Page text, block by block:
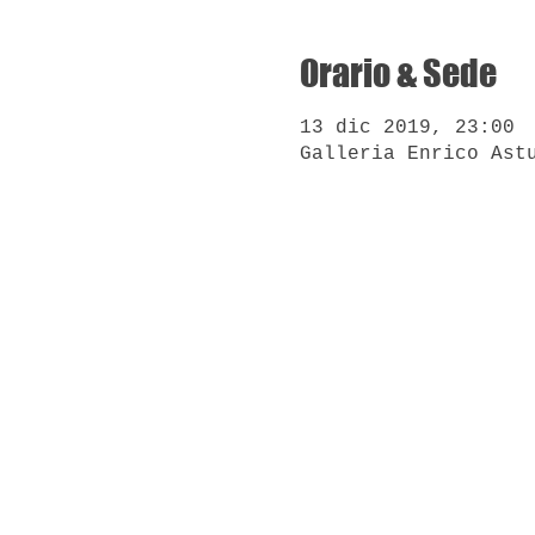
Orario & Sede
13 dic 2019, 23:00
Galleria Enrico